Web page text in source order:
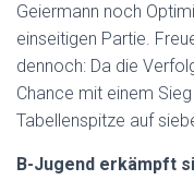
Geiermann noch
einseitigen Partie.
dennoch: Da die
Chance mit einem
Tabellenspitze auf
B-Jugend erkämpft